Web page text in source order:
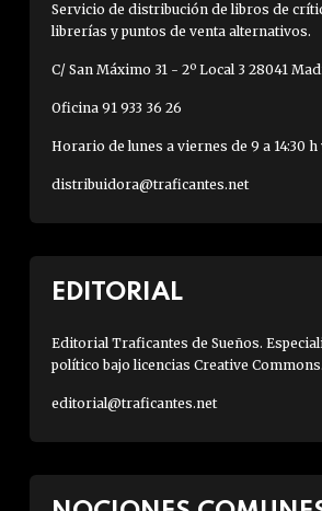
Servicio de distribución de libros de
librerías y puntos de venta alternativos.
C/ San Máximo 31 - 2º Local 3 28041
Oficina 91 933 36 26
Horario de lunes a viernes de 9 a 14:30 h
distribuidora@traficantes.net
EDITORIAL
Editorial Traficantes de Sueños.
político bajo licencias Creative Commons.
editorial@traficantes.net